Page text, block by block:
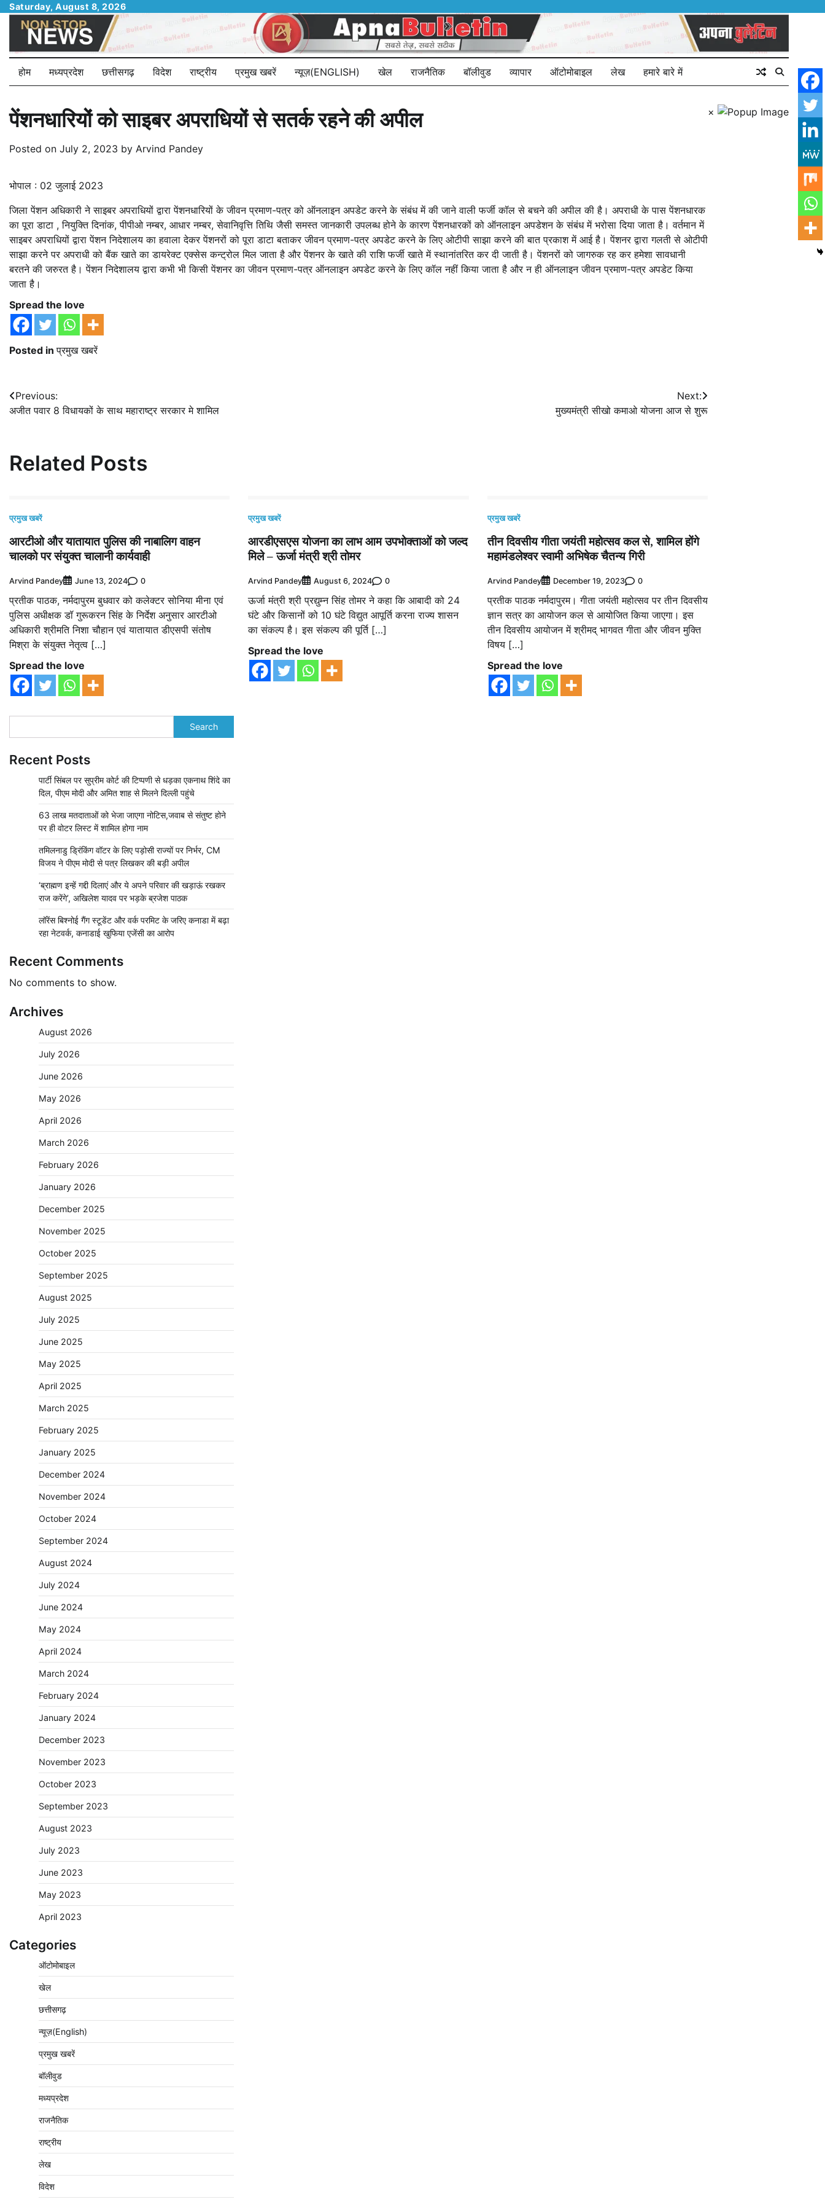
Skip
content
Saturday, August 8, 2026
होम मध्यप्रदेश छत्तीसगढ़ विदेश राष्ट्रीय प्रमुख खबरें न्यूज़(ENGLISH) खेल राजनैतिक बॉलीवुड व्यापार ऑटोमोबाइल लेख हमारे बारे में
पेंशनधारियों को साइबर अपराधियों से सतर्क रहने की अपील
Posted on July 2, 2023 by Arvind Pandey
भोपाल : 02 जुलाई 2023
जिला पेंशन अधिकारी ने साइबर अपराधियों द्वारा पेंशनधारियों के जीवन प्रमाण-पत्र को ऑनलाइन अपडेट करने के संबंध में की जाने वाली फर्जी कॉल से बचने की अपील की है। अपराधी के पास पेंशनधारक
का पूरा डाटा , नियुक्ति दिनांक, पीपीओ नम्बर, आधार नम्बर, सेवानिवृत्ति तिथि जैसी समस्त जानकारी उपलब्ध होने के कारण पेंशनधारकों को ऑनलाइन अपडेशन के संबंध में भरोसा दिया जाता है। वर्तमान में
साइबर अपराधियों द्वारा पेंशन निदेशालय का हवाला देकर पेंशनरों को पूरा डाटा बताकर जीवन प्रमाण-पत्र अपडेट करने के लिए ओटीपी साझा करने की बात प्रकाश में आई है। पेंशनर द्वारा गलती से ओटीपी
साझा करने पर अपराधी को बैंक खाते का डायरेक्ट एक्सेस कन्ट्रोल मिल जाता है और पेंशनर के खाते की राशि फर्जी खाते में स्थानांतरित कर दी जाती है। पेंशनरों को जागरुक रह कर हमेशा सावधानी
बरतने की जरुरत है। पेंशन निदेशालय द्वारा कभी भी किसी पेंशनर का जीवन प्रमाण-पत्र ऑनलाइन अपडेट करने के लिए कॉल नहीं किया जाता है और न ही ऑनलाइन जीवन प्रमाण-पत्र अपडेट किया
जाता है।
Spread the love
Posted inप्रमुख खबरें
Post
navigation
Previous:
अजीत पवार 8 विधायकों के साथ महाराष्ट्र सरकार मे शामिल
Next:
मुख्यमंत्री सीखो कमाओ योजना आज से शुरू
Related Posts
प्रमुख खबरें
आरटीओ और यातायात पुलिस की नाबालिग वाहन
चालको पर संयुक्त चालानी कार्यवाही
Arvind Pandey June 13, 2024 0
प्रतीक पाठक, नर्मदापुरम बुधवार को कलेक्टर सोनिया मीना एवं
पुलिस अधीक्षक डॉ गुरूकरन सिंह के निर्देश अनुसार आरटीओ
अधिकारी श्रीमति निशा चौहान एवं यातायात डीएसपी संतोष
मिश्रा के संयुक्त नेतृत्व […]
Spread the love
प्रमुख खबरें
आरडीएसएस योजना का लाभ आम उपभोक्ताओं को जल्द
मिले – ऊर्जा मंत्री श्री तोमर
Arvind Pandey August 6, 2024 0
ऊर्जा मंत्री श्री प्रद्युम्न सिंह तोमर ने कहा कि आबादी को 24
घंटे और किसानों को 10 घंटे विद्युत आपूर्ति करना राज्य शासन
का संकल्प है। इस संकल्प की पूर्ति […]
Spread the love
प्रमुख खबरें
तीन दिवसीय गीता जयंती महोत्सव कल से, शामिल होंगे
महामंडलेश्वर स्वामी अभिषेक चैतन्य गिरी
Arvind Pandey December 19, 2023 0
प्रतीक पाठक नर्मदापुरम। गीता जयंती महोत्सव पर तीन दिवसीय
ज्ञान सत्र का आयोजन कल से आयोजित किया जाएगा। इस
तीन दिवसीय आयोजन में श्रीमद् भागवत गीता और जीवन मुक्ति
विषय […]
Spread the love
×
Search
Recent Posts
पार्टी सिंबल पर सुप्रीम कोर्ट की टिप्पणी से धड़का एकनाथ शिंदे का
दिल, पीएम मोदी और अमित शाह से मिलने दिल्ली पहुंचे
63 लाख मतदाताओं को भेजा जाएगा नोटिस,जवाब से संतुष्ट होने
पर ही वोटर लिस्ट में शामिल होगा नाम
तमिलनाडु ड्रिंकिंग वॉटर के लिए पड़ोसी राज्यों पर निर्भर, CM
विजय ने पीएम मोदी से पत्र लिखकर की बड़ी अपील
‘ब्राह्मण इन्हें गद्दी दिलाएं और ये अपने परिवार की खड़ाऊं रखकर
राज करेंगे’, अखिलेश यादव पर भड़के ब्रजेश पाठक
लॉरेंस बिश्नोई गैंग स्टूडेंट और वर्क परमिट के जरिए कनाडा में बढ़ा
रहा नेटवर्क, कनाडाई खुफिया एजेंसी का आरोप
Recent Comments
No comments to show.
Archives
August 2026
July 2026
June 2026
May 2026
April 2026
March 2026
February 2026
January 2026
December 2025
November 2025
October 2025
September 2025
August 2025
July 2025
June 2025
May 2025
April 2025
March 2025
February 2025
January 2025
December 2024
November 2024
October 2024
September 2024
August 2024
July 2024
June 2024
May 2024
April 2024
March 2024
February 2024
January 2024
December 2023
November 2023
October 2023
September 2023
August 2023
July 2023
June 2023
May 2023
April 2023
Categories
ऑटोमोबाइल
खेल
छत्तीसगढ़
न्यूज़(English)
प्रमुख खबरें
बॉलीवुड
मध्यप्रदेश
राजनैतिक
राष्ट्रीय
लेख
विदेश